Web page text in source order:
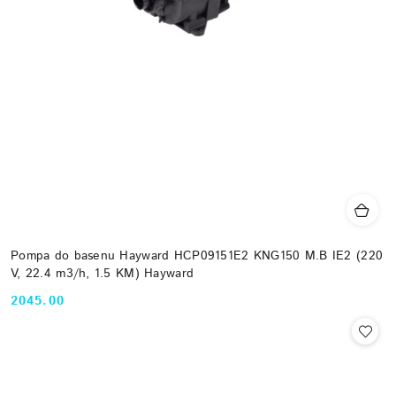
Pompa do basenu Hayward HCP09151E2 KNG150 M.B IE2 (220
V, 22.4 m3/h, 1.5 KM) Hayward
Cena:
2045.00